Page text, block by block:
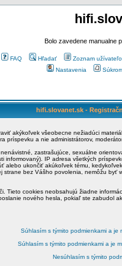
Bolo zavedene manualne
FAQ Hľadať Zoznam
Nastavenia
hifi.slovanet.sk -
akýkoľvek všeobecne nežiadúci
príspevku a nie administrátorov,
zastrašujúce, sexuálne
IP adresa všetkých
ukončiť akúkoľvek tému,
bez Vášho povolenia, nemôžu byť
Tieto cookies neobsahujú žiadne
nového hesla, pokiaľ ste zabudol
Súhlasím s týmito podmienkami a je
Súhlasím s týmito podmienkami a je
Nesúhlasím s týmito